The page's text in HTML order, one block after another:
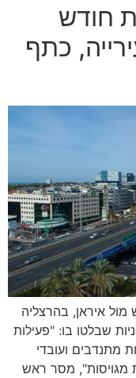
חודש
כתף
איראן, בהרצליה
שבלטו בו: "פעילות
מתנדבים ועובדי
מגויסות", מסר ראש